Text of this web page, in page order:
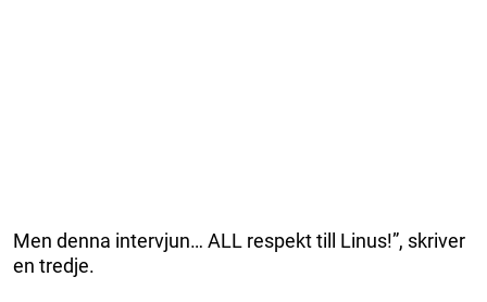
Men denna intervjun… ALL respekt till Linus!”, skriver
en tredje.